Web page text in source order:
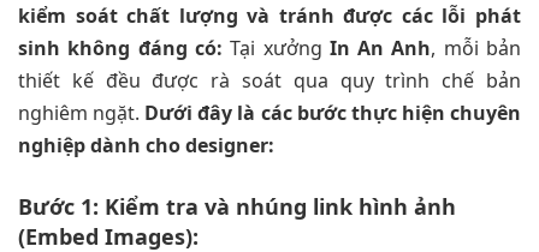
kiểm soát chất lượng và tránh được các lỗi phát
sinh không đáng có: Tại xưởng In An Anh, mỗi bản
thiết kế đều được rà soát qua quy trình chế bản
nghiêm ngặt. Dưới đây là các bước thực hiện chuyên
nghiệp dành cho designer:
Bước 1: Kiểm tra và nhúng link hình ảnh
(Embed Images):